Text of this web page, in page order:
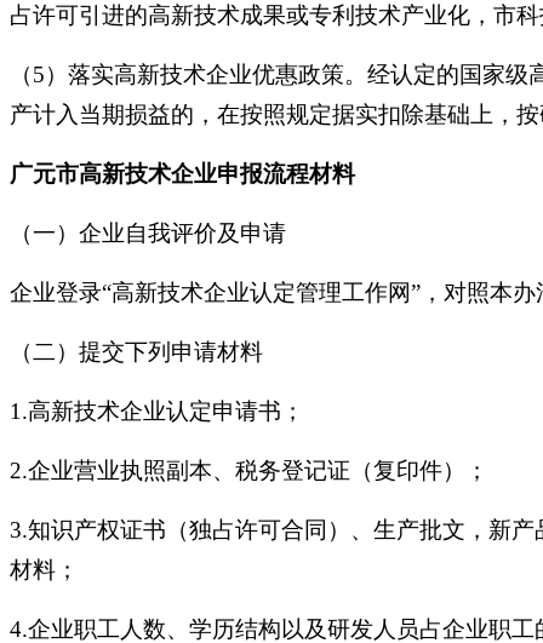
占许可引进的高新技术成果或专利技术产业化，市
（5）落实高新技术企业优惠政策。经认定的国家
产计入当期损益的，在按照规定据实扣除基础上，
广元市高新技术企业申报流程材料
（一）企业自我评价及申请
企业登录“高新技术企业认定管理工作网”，对照本
（二）提交下列申请材料
1.高新技术企业认定申请书；
2.企业营业执照副本、税务登记证（复印件）；
3.知识产权证书（独占许可合同）、生产批文，新
材料；
4.企业职工人数、学历结构以及研发人员占企业职工